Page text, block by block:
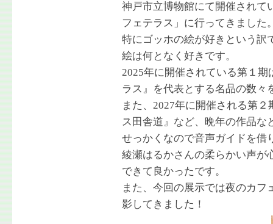
神戸市立博物館にて開催されて
フェテラス」に行ってきました
特にゴッホの絵が好きという訳
絵は何となく好きです。
2025年に開催されている第１
ラス』を代表とする名品の数々
また、2027年に開催される第
ス田舎道』など、晩年の作品な
せっかくなので音声ガイドを借
綾瀬はるかさんの柔らかい声が
できて良かったです。
また、今回の展示では夜のカ
影してきました！